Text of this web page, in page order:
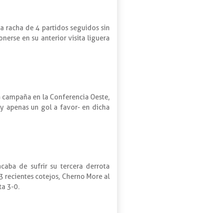
racha de 4 partidos seguidos sin
en su anterior visita liguera
en la Conferencia Oeste,
apenas un gol a favor- en dicha
de sufrir su tercera derrota
recientes cotejos, Cherno More al
3-0.